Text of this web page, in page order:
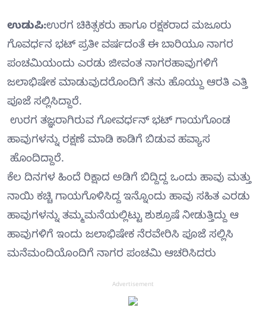
ಉಡುಪಿ:ಉರಗ ಚಿಕಿತ್ಸಕರು ಹಾಗೂ ರಕ್ಷಕರಾದ ಮಜೂರು
ಗೊವರ್ಧನ ಭಟ್ ಪ್ರತೀ ವರ್ಷದಂತೆ ಈ ಬಾರಿಯೂ ನಾಗರ
ಪಂಚಮಿಯಂದು ಎರಡು ಜೀವಂತ ನಾಗರಹಾವುಗಳಿಗೆ
ಜಲಾಭಿಷೇಕ ಮಾಡುವುದರೊಂದಿಗೆ ತನು ಹೊಯ್ದು ಆರತಿ ಎತ್ತಿ
ಪೂಜೆ ಸಲ್ಲಿಸಿದ್ದಾರೆ.
ಉರಗ ತಜ್ಞರಾಗಿರುವ ಗೋವರ್ಧನ್ ಭಟ್ ಗಾಯಗೊಂಡ
ಹಾವುಗಳನ್ನು ರಕ್ಷಣೆ ಮಾಡಿ ಕಾಡಿಗೆ ಬಿಡುವ ಹವ್ಯಾಸ
ಹೊಂದಿದ್ದಾರೆ.
ಕೆಲ ದಿನಗಳ ಹಿಂದೆ ರಿಕ್ಷಾದ ಅಡಿಗೆ ಬಿದ್ದಿದ್ದ ಒಂದು ಹಾವು ಮತ್ತು
ನಾಯಿ ಕಚ್ಚಿ ಗಾಯಗೊಳಿಸಿದ್ದ ಇನ್ನೊಂದು ಹಾವು ಸಹಿತ ಎರಡು
ಹಾವುಗಳನ್ನು ತಮ್ಮ‌ಮನೆಯಲ್ಲಿಟ್ಟು ಶುಶ್ರೂಷೆ ನೀಡುತ್ತಿದ್ದು ಆ
ಹಾವುಗಳಿಗೆ ಇಂದು ಜಲಾಭಿಷೇಕ ನೆರವೇರಿಸಿ ಪೂಜೆ ಸಲ್ಲಿಸಿ
ಮನೆಮಂದಿಯೊಂದಿಗೆ ನಾಗರ ಪಂಚಮಿ ಆಚರಿಸಿದರು
Advertisement